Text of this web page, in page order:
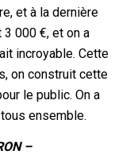
et à la dernière
3 000 €, et on a
incroyable. Cette
on construit cette
le public. On a
ensemble.
–